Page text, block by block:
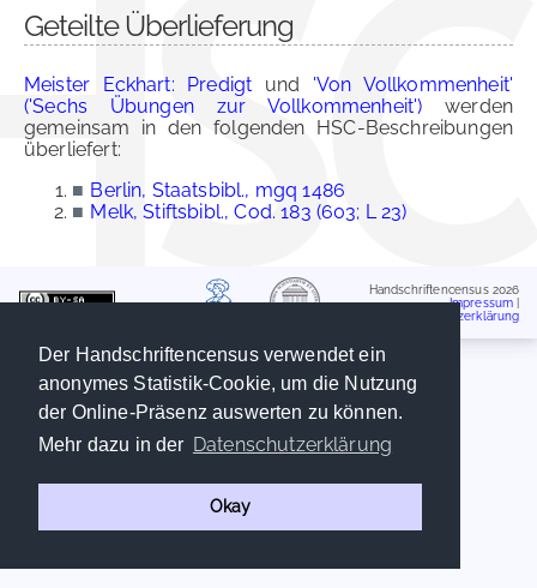
Der Handschriftencensus verwendet ein
anonymes Statistik-Cookie, um die Nutzung
der Online-Präsenz auswerten zu können.
Mehr dazu in der Datenschutzerklärung
Okay
Geteilte Überlieferung
Meister Eckhart: Predigt und 'Von Vollkommenheit'
('Sechs Übungen zur Vollkommenheit') werden
gemeinsam in den folgenden HSC-Beschreibungen
überliefert:
■ Berlin, Staatsbibl., mgq 1486
■ Melk, Stiftsbibl., Cod. 183 (603; L 23)
Handschriftencensus 2026
Impressum
Datenschutzerklärung